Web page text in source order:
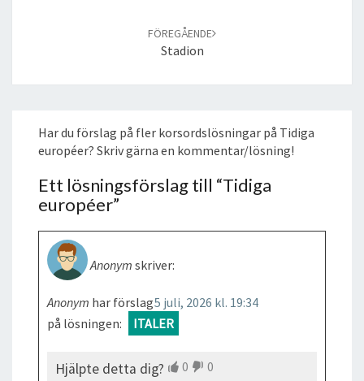
FÖREGÅENDE
Stadion
Har du förslag på fler korsordslösningar på Tidiga
européer? Skriv gärna en kommentar/lösning!
Ett lösningsförslag till “Tidiga
européer”
Anonym skriver:
5 juli, 2026 kl. 19:34
Anonym har förslag
på lösningen:
ITALER
Hjälpte detta dig? 0
0